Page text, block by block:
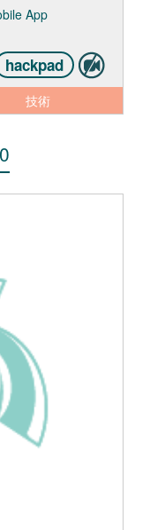
App
hackpad
技術